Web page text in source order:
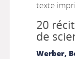
texte
20
de
Werber,